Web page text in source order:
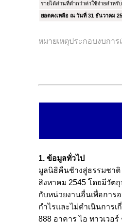
รายได้ส่วนที่ต่ำกว่าค่าใช้จ่ายสำหรั
ยอดคงเหลือ ณ วันที่ 31 ธันวาคม
หมายเหตุประกอบงบกา
1. ข้อมูลทั่วไป
มูลนิธิคืนช้างสู่ธรรมชาติ
สิงหาคม 2545 โดยมีวัต
กับหน่วยงานอื่นเพื่อการ
กำไรและไม่ดำเนินการ
888 อาคาร ไอ ทาวเวอ